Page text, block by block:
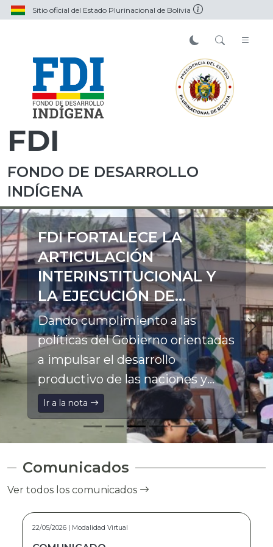
Sitio oficial del Estado Plurinacional de Bolivia
FDI
FONDO DE DESARROLLO
INDÍGENA
FDI FORTALECE LA
ARTICULACIÓN
INTERINSTITUCIONAL Y
LA EJECUCIÓN DE
PROYECTOS
PRODUCTIVOS EN LA
ASUNTA
Dando cumplimiento a las
políticas del Gobierno orientadas
a impulsar el desarrollo
productivo de las naciones y
pueblos indígena originario
campesinos, el Director General
Ejecutivo a.i. del Fondo de
Desarrollo Indígena (FDI), Franz
Pinto Marca, participó en el
Ampliado Ordinario de la
Federación Especial Única de
Trabajadores Campesinos
Ir a la nota
Comunicados
Ver todos los comunicados
15/05/2026 | Modalidad Virtual